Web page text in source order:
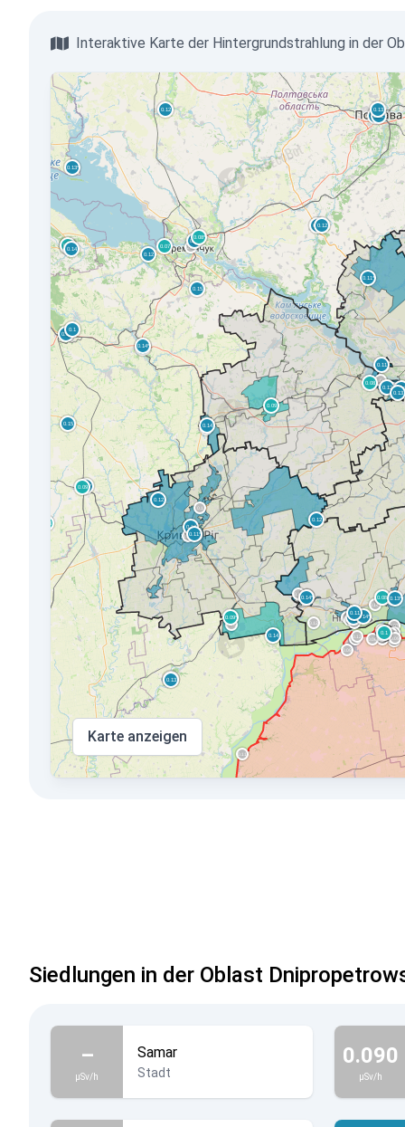
Interaktive Karte der Hintergrundstrahlung in der
Karte anzeigen
Siedlungen in der Oblast
–
µSv/h
Samar
Stadt
0.090
µSv/h